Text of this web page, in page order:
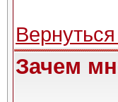
Зачем